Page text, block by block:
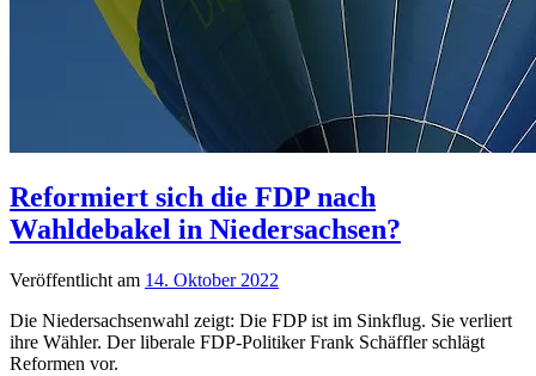
Reformiert sich die FDP nach
Wahldebakel in Niedersachsen?
Veröffentlicht am 14. Oktober 2022
Die Niedersachsenwahl zeigt: Die FDP ist im Sinkflug. Sie verliert
ihre Wähler. Der liberale FDP-Politiker Frank Schäffler schlägt
Reformen vor.